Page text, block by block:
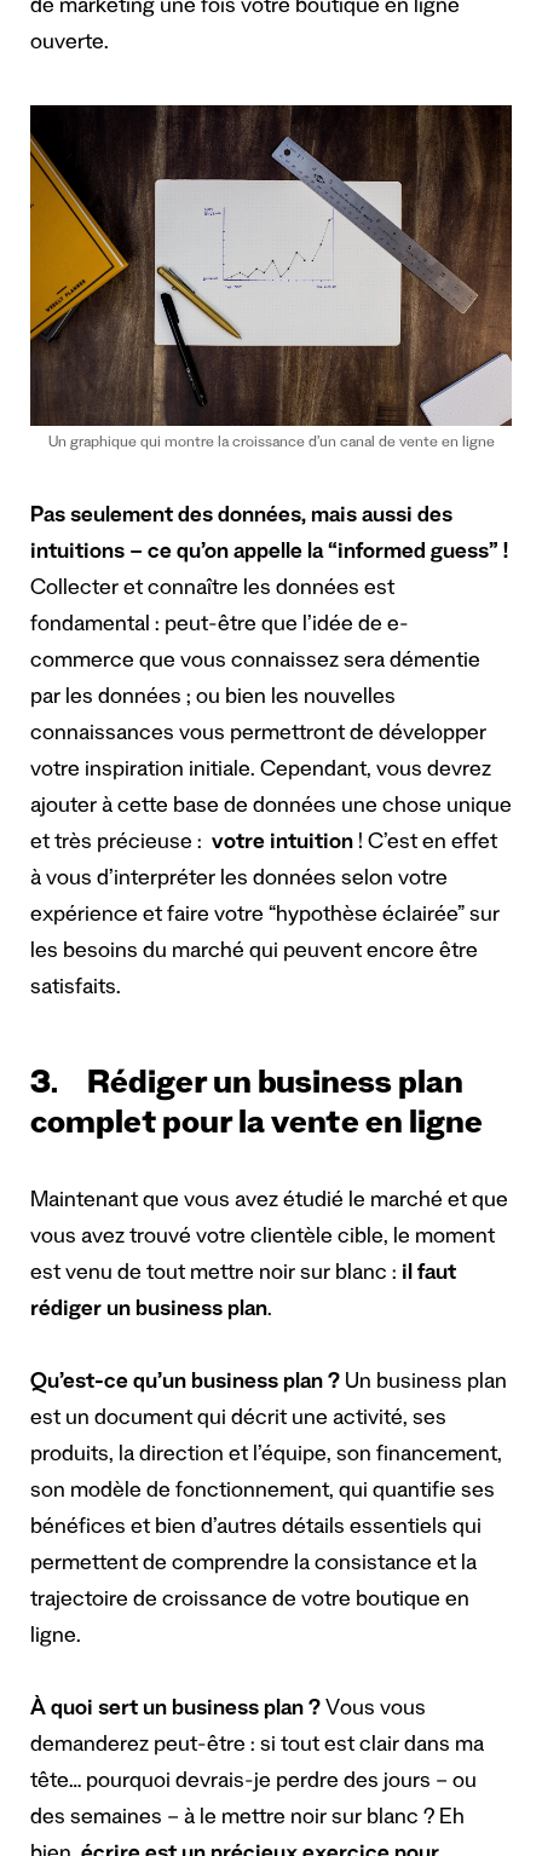
de marketing une fois votre boutique en ligne
ouverte.
Un graphique qui montre la croissance d’un canal de vente en ligne
Pas seulement des données, mais aussi des
intuitions – ce qu’on appelle la “informed guess” !
Collecter et connaître les données est
fondamental : peut-être que l’idée de e-
commerce que vous connaissez sera démentie
par les données ; ou bien les nouvelles
connaissances vous permettront de développer
votre inspiration initiale. Cependant, vous devrez
ajouter à cette base de données une chose unique
et très précieuse : votre intuition ! C’est en effet
à vous d’interpréter les données selon votre
expérience et faire votre “hypothèse éclairée” sur
les besoins du marché qui peuvent encore être
satisfaits.
3. Rédiger un business plan
complet pour la vente en ligne
Maintenant que vous avez étudié le marché et que
vous avez trouvé votre clientèle cible, le moment
est venu de tout mettre noir sur blanc : il faut
rédiger un business plan.
Qu’est-ce qu’un business plan ? Un business plan
est un document qui décrit une activité, ses
produits, la direction et l’équipe, son financement,
son modèle de fonctionnement, qui quantifie ses
bénéfices et bien d’autres détails essentiels qui
permettent de comprendre la consistance et la
trajectoire de croissance de votre boutique en
ligne.
À quoi sert un business plan ? Vous vous
demanderez peut-être : si tout est clair dans ma
tête… pourquoi devrais-je perdre des jours – ou
des semaines – à le mettre noir sur blanc ? Eh